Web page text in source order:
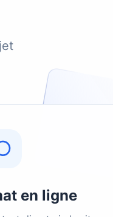
en ligne